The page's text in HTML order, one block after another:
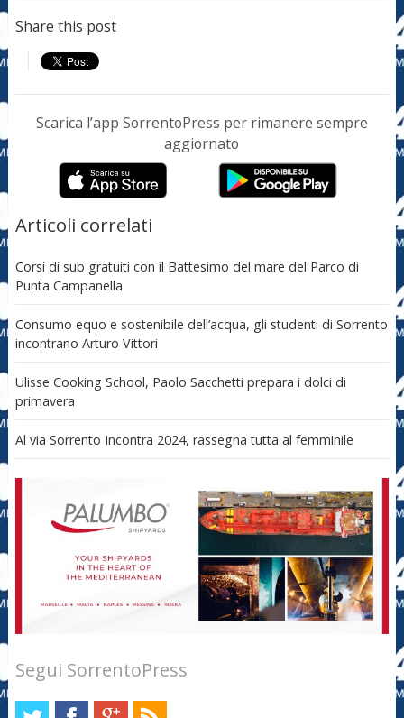
Share this post
Scarica l’app SorrentoPress per rimanere sempre
aggiornato
Articoli correlati
Corsi di sub gratuiti con il Battesimo del mare del Parco di
Punta Campanella
Consumo equo e sostenibile dell’acqua, gli studenti di Sorrento
incontrano Arturo Vittori
Ulisse Cooking School, Paolo Sacchetti prepara i dolci di
primavera
Al via Sorrento Incontra 2024, rassegna tutta al femminile
Segui SorrentoPress